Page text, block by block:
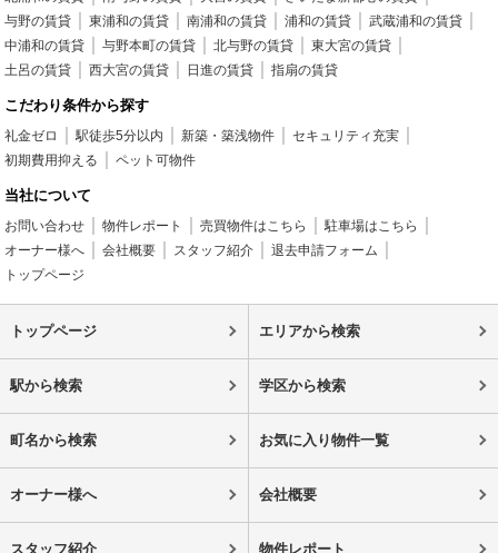
与野の賃貸
東浦和の賃貸 南浦和の賃貸 浦和の賃貸
武蔵浦和の賃貸
中浦和の賃貸
与野本町の賃貸 北与野の賃貸
東大宮の賃貸
土呂の賃貸
西大宮の賃貸 日進の賃貸 指扇の賃貸
こだわり条件から探す
礼金ゼロ 駅徒歩5分以内 新築・築浅物件
セキュリティ充実
初期費用抑える
ペット可物件
当社について
お問い合わせ 物件レポート 売買物件はこちら
駐車場はこちら
オーナー様へ
会社概要 スタッフ紹介
退去申請フォーム
トップページ
トップページ エリアから検索
駅から検索 学区から検索
町名から検索 お気に入り物件一覧
オーナー様へ 会社概要
スタッフ紹介 物件レポート